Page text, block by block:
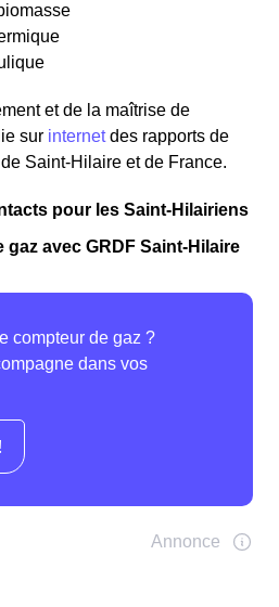
et de la maîtrise de
sur internetdes rapports de
Saint-Hilaire et de France.
pour les Saint-Hilairiens
avec GRDF Saint-Hilaire